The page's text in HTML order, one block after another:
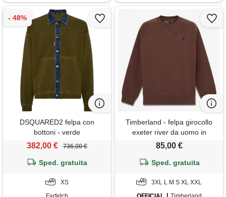
DSQUARED2 felpa con
bottoni - verde
382,00 € 736,00 €
Sped. gratuita
XS
Timberland - felpa girocollo
exeter river da uomo in
marrone scuro, uomo,
85,00 €
Sped. gratuita
3XL L M S XL XXL